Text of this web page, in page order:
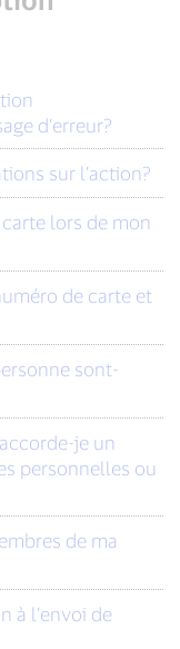
d’erreur?
sur l’action?
personnelles ou